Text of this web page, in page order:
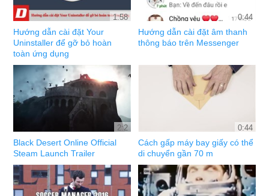
1:58
Hướng dẫn cài đặt Your
Uninstaller để gỡ bỏ hoàn
toàn ứng dụng
0:44
Hướng dẫn cài đặt âm thanh
thông báo trên Messenger
2:2
Black Desert Online Official
Steam Launch Trailer
0:44
Cách gấp máy bay giấy có thể
di chuyển gần 70 m